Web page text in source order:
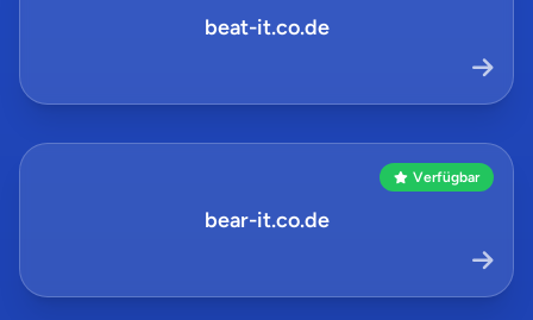
beat-it.co.de
Verfügbar
bear-it.co.de